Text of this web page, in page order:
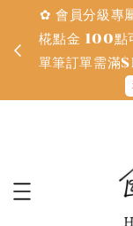
✿ 會員分級專
椛點金 100點
單筆訂單需滿